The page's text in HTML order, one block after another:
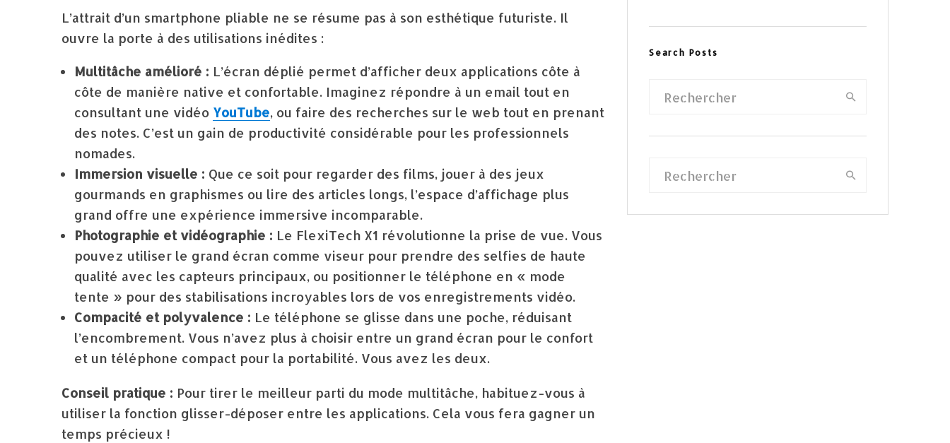
L’attrait d’un smartphone pliable ne se résume pas à son esthétique futuriste. Il
ouvre la porte à des utilisations inédites :
Multitâche amélioré : L’écran déplié permet d’afficher deux applications côte à
côte de manière native et confortable. Imaginez répondre à un email tout en
consultant une vidéo YouTube, ou faire des recherches sur le web tout en prenant
des notes. C’est un gain de productivité considérable pour les professionnels
nomades.
Immersion visuelle : Que ce soit pour regarder des films, jouer à des jeux
gourmands en graphismes ou lire des articles longs, l’espace d’affichage plus
grand offre une expérience immersive incomparable.
Photographie et vidéographie : Le FlexiTech X1 révolutionne la prise de vue. Vous
pouvez utiliser le grand écran comme viseur pour prendre des selfies de haute
qualité avec les capteurs principaux, ou positionner le téléphone en « mode
tente » pour des stabilisations incroyables lors de vos enregistrements vidéo.
Compacité et polyvalence : Le téléphone se glisse dans une poche, réduisant
l’encombrement. Vous n’avez plus à choisir entre un grand écran pour le confort
et un téléphone compact pour la portabilité. Vous avez les deux.
Conseil pratique : Pour tirer le meilleur parti du mode multitâche, habituez-vous à
utiliser la fonction glisser-déposer entre les applications. Cela vous fera gagner un
temps précieux !
Search Posts